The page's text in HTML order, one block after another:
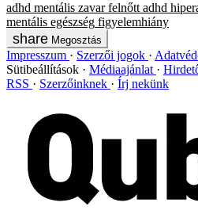
adhd mentális zavar felnőtt adhd
mentális egészség figyelemhiány
Megosztás
Impresszum Szerzői jogok
Sütibeállítások
Médiaajánlat
RSS
Szerzőinknek Írj nekünk